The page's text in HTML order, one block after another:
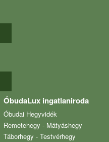
ÓbudaLux ingatlaniroda
Óbudai Hegyvidék
Remetehegy - Mátyáshegy
Táborhegy - Testvérhegy